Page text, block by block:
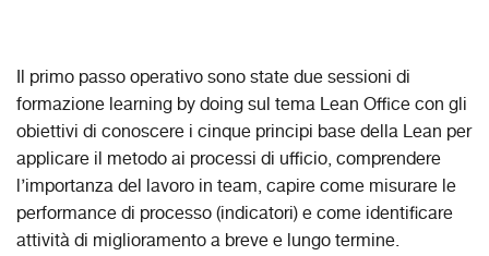
Il primo passo operativo sono state due sessioni di
formazione learning by doing sul tema Lean Office con gli
obiettivi di conoscere i cinque principi base della Lean per
applicare il metodo ai processi di ufficio, comprendere
l’importanza del lavoro in team, capire come misurare le
performance di processo (indicatori) e come identificare
attività di miglioramento a breve e lungo termine.